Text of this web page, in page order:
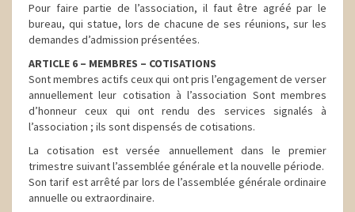
Pour faire partie de l’association, il faut être agréé par le
bureau, qui statue, lors de chacune de ses réunions, sur les
demandes d’admission présentées.
ARTICLE 6 – MEMBRES – COTISATIONS
Sont membres actifs ceux qui ont pris l’engagement de verser
annuellement leur cotisation à l’association Sont membres
d’honneur ceux qui ont rendu des services signalés à
l’association ; ils sont dispensés de cotisations.
La cotisation est versée annuellement dans le premier
trimestre suivant l’assemblée générale et la nouvelle période.
Son tarif est arrêté par lors de l’assemblée générale ordinaire
annuelle ou extraordinaire.